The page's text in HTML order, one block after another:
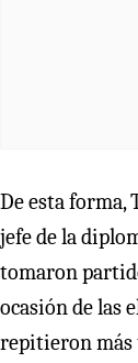
De esta forma,
jefe de la
tomaron
ocasión de las
repitieron más